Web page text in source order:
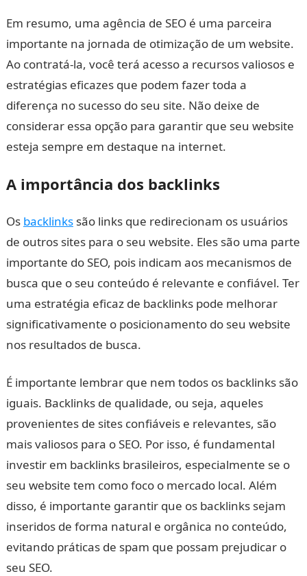
Em resumo, uma agência de SEO é uma parceira
importante na jornada de otimização de um website.
Ao contratá-la, você terá acesso a recursos valiosos e
estratégias eficazes que podem fazer toda a
diferença no sucesso do seu site. Não deixe de
considerar essa opção para garantir que seu website
esteja sempre em destaque na internet.
A importância dos backlinks
Os backlinkssão links que redirecionam os usuários
de outros sites para o seu website. Eles são uma parte
importante do SEO, pois indicam aos mecanismos de
busca que o seu conteúdo é relevante e confiável. Ter
uma estratégia eficaz de backlinks pode melhorar
significativamente o posicionamento do seu website
nos resultados de busca.
É importante lembrar que nem todos os backlinks são
iguais. Backlinks de qualidade, ou seja, aqueles
provenientes de sites confiáveis e relevantes, são
mais valiosos para o SEO. Por isso, é fundamental
investir em backlinks brasileiros, especialmente se o
seu website tem como foco o mercado local. Além
disso, é importante garantir que os backlinks sejam
inseridos de forma natural e orgânica no conteúdo,
evitando práticas de spam que possam prejudicar o
seu SEO.